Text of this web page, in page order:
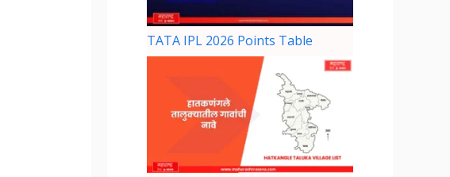
TATA IPL 2026 Points Table